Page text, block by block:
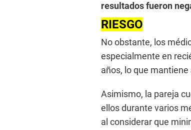
resultados fueron
RIESGO
No obstante, los
especialmente en
años, lo que
Asimismo, la pareja
ellos durante varios
al considerar que